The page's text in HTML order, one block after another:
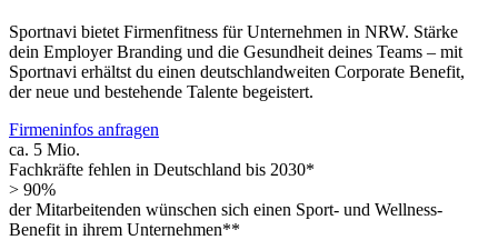
Sportnavi bietet Firmenfitness für Unternehmen in NRW. Stärke
dein Employer Branding und die Gesundheit deines Teams – mit
Sportnavi erhältst du einen deutschlandweiten Corporate Benefit,
der neue und bestehende Talente begeistert.
Firmeninfos anfragen
ca. 5 Mio.
Fachkräfte fehlen in Deutschland bis 2030*
> 90%
der Mitarbeitenden wünschen sich einen Sport- und Wellness-
Benefit in ihrem Unternehmen**